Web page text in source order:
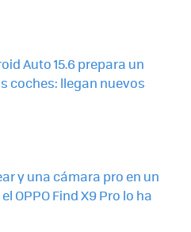
Auto 15.6 prepara un
coches: llegan nuevos
y una cámara pro en un
OPPO Find X9 Pro lo ha